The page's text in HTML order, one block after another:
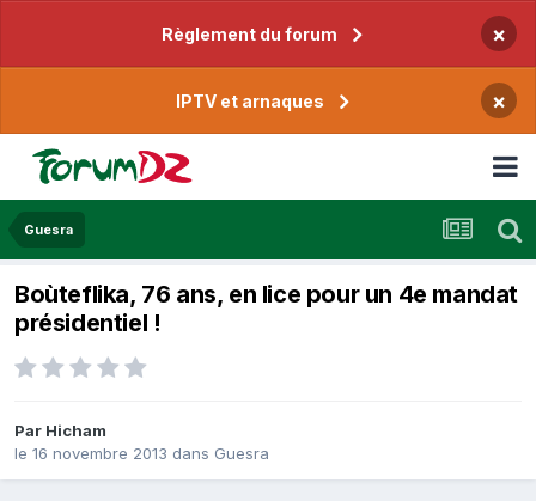
Règlement du forum ×
IPTV et arnaques ×
Guesra
Boùteflika, 76 ans, en lice pour un 4e mandat
présidentiel !
Par Hicham
le 16 novembre 2013 dans Guesra